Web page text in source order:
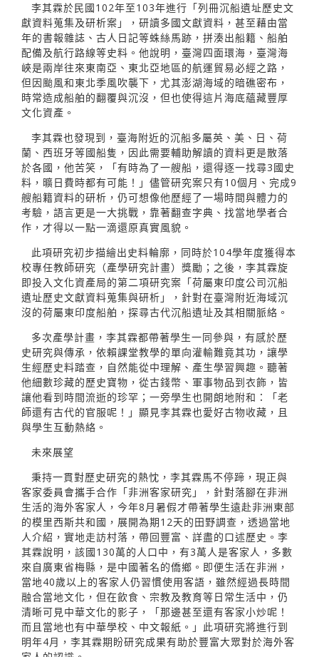
李其霖於民國102年至103年進行「列冊沉船遺址歷史文
獻資料蒐集及研析案」，研讀多國文獻資料，甚至藉由當
年的書報雜誌、古人日記等蛛絲馬跡，拼湊出船籍、船舶
配備及航行路線等史料。他說明，臺灣四面環海，臺灣海
峽是兩岸往來東南亞、東北亞地區的航運貿易必經之路，
但因颱風和東北季風吹襲下，尤其澎湖海域的暗礁密布，
時常造成船舶的翻覆與沉沒，但也使得這片海底蘊藏豐厚
文化資產。
李其霖也發現到，臺海附近的沉船多屬英、美、日、荷
蘭、西班牙等國船隻，因此需要輔助解讀的資料更是散落
於各國，他苦笑，「有時為了一艘船，還得逐一找尋3國史
料，曠日費時都有可能！」儘管研究案只有10個月、完成9
艘船籍資料的研析，仍可想像他歷經了一場時間與體力的
考驗，語言更是一大挑戰，靠著翻查字典、找當地學者合
作，才得以一點一滴還原真實風貌。
此項研究初步描繪出史料輪廓，同時於104學年度獲得本
校專任教師研究（產學研究計畫）獎勵；之後，李其霖旋
即投入文化資產局的第二項研究案「荷屬東印度公司沉船
遺址歷史文獻資料蒐集與研析」，針對在臺灣附近海域沉
沒的荷屬東印度船舶，探尋古代沉船遺址及其相關脈絡。
多次產學計畫，李其霖都帶著學生一同參與，有感於歷
史研究與傳承，依賴課堂教學的單向灌輸難竟其功，讓學
生經歷史料踏查，自然能從中理解、產生學習興趣。聽著
他細數珍藏的歷史寶物，從古錢幣、軍事物品到衣飾，皆
讓他看到時間流逝的珍罕；一旁學生也開朗地附和：「老
師還有古代的官服呢！」顯見李其霖也愛好古物收藏，且
與學生互動熱絡。
未來展望
秉持一貫對歷史研究的熱忱，李其霖馬不停蹄，現正與
客家委員會攜手合作「非洲客家研究」，針對落腳在非洲
生活的海外客家人，今年8月暑假才帶著學生遠赴非洲東部
的模里西斯共和國，展開為期12天的田野調查，透過當地
人介紹，實地走訪村落，帶回豐富、詳盡的口述歷史。李
其霖說明，該國130萬的人口中，有3萬人是客家人，多數
來自廣東省梅縣，是中國著名的僑鄉。即便生活在非洲，
當地40歲以上的客家人仍習慣使用客語，雖然經過長時間
融合當地文化，但在飲食、宗教及教育等日常生活中，仍
清晰可見中華文化的影子，「那邊甚至還有客家小炒呢！
而且當地也有中華學校、中文報紙。」此項研究將進行到
明年4月，李其霖期盼研究成果有助於豐富大眾對於海外客